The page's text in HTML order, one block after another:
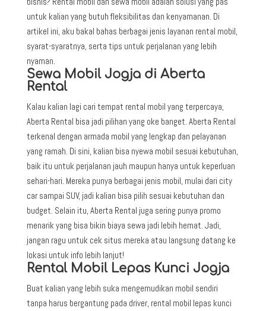
untuk kalian yang butuh fleksibilitas dan kenyamanan. Di
artikel ini, aku bakal bahas berbagai jenis layanan rental mobil,
syarat-syaratnya, serta tips untuk perjalanan yang lebih
nyaman.
Sewa Mobil Jogja di Aberta
Rental
Kalau kalian lagi cari tempat rental mobil yang terpercaya,
Aberta Rental bisa jadi pilihan yang oke banget. Aberta Rental
terkenal dengan armada mobil yang lengkap dan pelayanan
yang ramah. Di sini, kalian bisa nyewa mobil sesuai kebutuhan,
baik itu untuk perjalanan jauh maupun hanya untuk keperluan
sehari-hari. Mereka punya berbagai jenis mobil, mulai dari city
car sampai SUV, jadi kalian bisa pilih sesuai kebutuhan dan
budget. Selain itu, Aberta Rental juga sering punya promo
menarik yang bisa bikin biaya sewa jadi lebih hemat. Jadi,
jangan ragu untuk cek situs mereka atau langsung datang ke
lokasi untuk info lebih lanjut!
Rental Mobil Lepas Kunci Jogja
Buat kalian yang lebih suka mengemudikan mobil sendiri
tanpa harus bergantung pada driver, rental mobil lepas kunci